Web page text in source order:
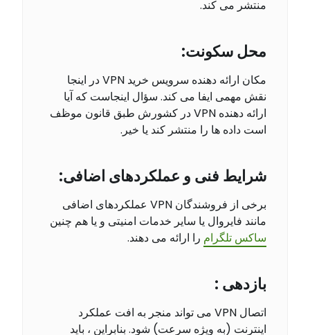
منتشر می کند.
محل سکونت:
مکان ارائه دهنده سرویس خرید VPN در اینجا
نقش مهمی ایفا می کند. سؤال اینجاست که آیا
ارائه دهنده VPN در کشورش طبق قانون موظف
است داده ها را منتشر کند یا خیر.
شرایط فنی و عملکردهای اضافی:
برخی از فروشندگان VPN عملکردهای اضافی
مانند فایروال یا سایر خدمات امنیتی و یا هم چنین
ساکس تلگرام را ارائه می دهند.
بازدهی :
اتصال VPN می تواند منجر به افت عملکرد
اینترنت (به ویژه سرعت) شود. بنابراین ، باید